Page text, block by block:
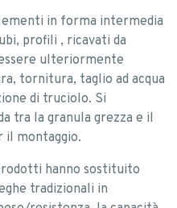
in forma intermedia
profili , ricavati da
ulteriormente
tornitura, taglio ad acqua
di truciolo. Si
tra la granula grezza e il
montaggio.
hanno sostituito
tradizionali in